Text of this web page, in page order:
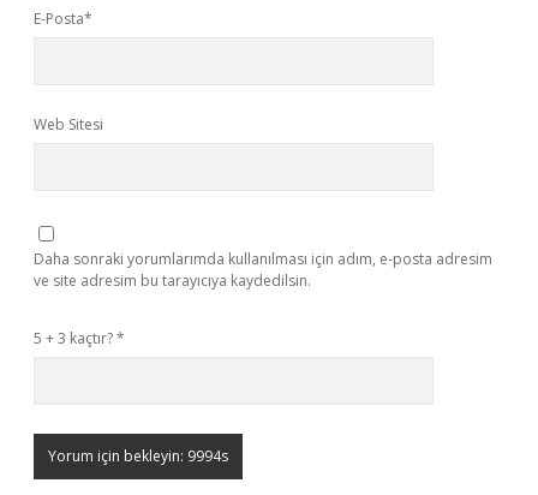
E-Posta*
Web Sitesi
Daha sonraki yorumlarımda kullanılması için adım, e-posta adresim
ve site adresim bu tarayıcıya kaydedilsin.
5 + 3 kaçtır?*